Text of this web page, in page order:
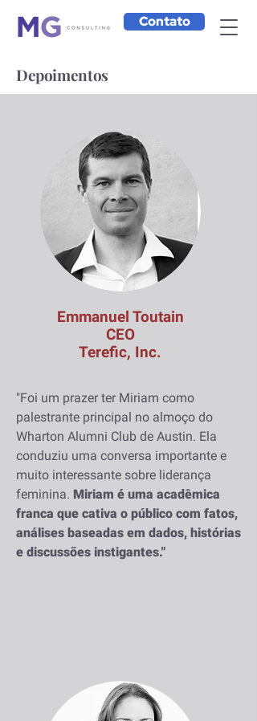
Contato
Depoimentos
Emmanuel Toutain
CEO
Terefic, Inc.
"Foi um prazer ter Miriam como
palestrante principal no almoço do
Wharton Alumni Club de Austin. Ela
conduziu uma conversa importante e
muito interessante sobre liderança
feminina. Miriam é uma acadêmica
franca que cativa o público com fatos,
análises baseadas em dados, histórias
e discussões instigantes."